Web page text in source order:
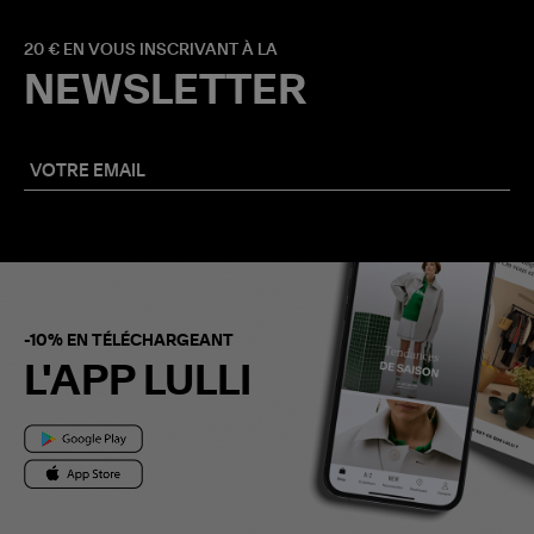
20 € EN VOUS INSCRIVANT À LA
NEWSLETTER
-10% EN TÉLÉCHARGEANT
L'APP LULLI